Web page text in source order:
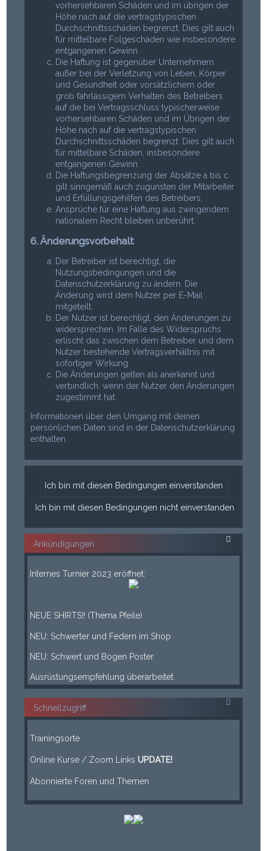
vorhersehbaren Schäden und im übrigen der
Höhe nach auf die vertragstypischen
Durchschnittsschäden begrenzt. Dies gilt auch
für mittelbare Folgeschäden wie insbesondere
entgangenen Gewinn.
Die Haftung ist gegenüber Unternehmern
außer bei der Verletzung von Leben, Körper
und Gesundheit oder vorsätzlichem oder
grob fahrlässigem Verhalten des Betreibers
auf die bei Vertragsschluss typischerweise
vorhersehbaren Schäden und im Übrigen der
Höhe nach auf die vertragstypischen
Durchschnittsschäden begrenzt. Dies gilt auch
für mittelbare Schäden, insbesondere
entgangenen Gewinn.
Die Haftungsbegrenzung der Absätze a bis c
gilt sinngemäß auch zugunsten der Mitarbeiter
und Erfüllungsgehilfen des Betreibers.
Ansprüche für eine Haftung aus zwingendem
nationalem Recht bleiben unberührt.
6. Änderungsvorbehalt
Der Betreiber ist berechtigt, die
Nutzungsbedingungen und die
Datenschutzerklärung zu ändern. Die
Änderung wird dem Nutzer per E-Mail
mitgeteilt.
Der Nutzer ist berechtigt, den Änderungen zu
widersprechen. Im Falle des Widerspruchs
erlischt das zwischen dem Betreiber und dem
Nutzer bestehende Vertragsverhältnis mit
sofortiger Wirkung.
Die Änderungen gelten als anerkannt und
verbindlich, wenn der Nutzer den Änderungen
zugestimmt hat.
Informationen über den Umgang mit deinen
persönlichen Daten sind in der Datenschutzerklärung
enthalten.
Ankündigungen
Internes Turnier 2023 eröffnet:
NEUE SHIRTS!! (Thema Pfeile)
NEU: Schwerter und Federn im Shop
NEU: Schwert und Bogen Poster
Ausrüstungsempfehlung überarbeitet
Schnellzugriff
Trainingsorte
Online Kurse / Zoom LinksUPDATE!
Abonnierte Foren und Themen